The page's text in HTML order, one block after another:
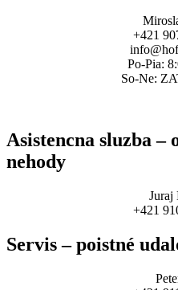
+421
Po-Pia:
So-Ne:
Asistencna sluzba –
nehody
Juraj
+421
Servis – poistné